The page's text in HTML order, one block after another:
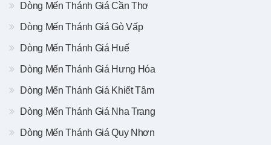
Dòng Mến Thánh Giá Cần Thơ
Dòng Mến Thánh Giá Gò Vấp
Dòng Mến Thánh Giá Huế
Dòng Mến Thánh Giá Hưng Hóa
Dòng Mến Thánh Giá Khiết Tâm
Dòng Mến Thánh Giá Nha Trang
Dòng Mến Thánh Giá Quy Nhơn